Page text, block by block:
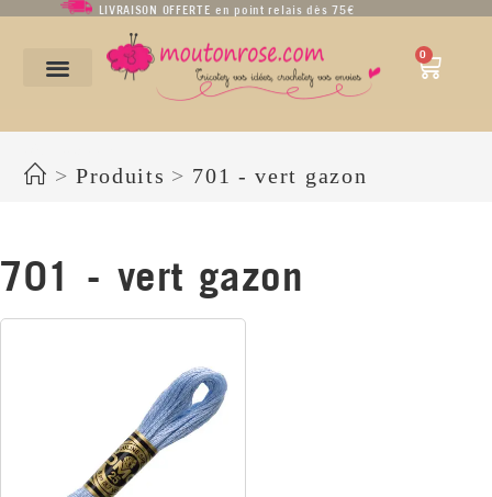
LIVRAISON OFFERTE en point relais dès 75€
0
> Produits > 701 - vert gazon
701 - vert gazon